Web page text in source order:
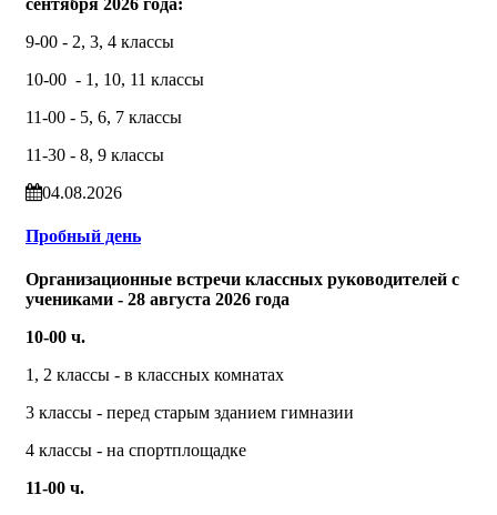
9-00 - 2, 3, 4 классы
10-00 - 1, 10, 11 классы
11-00 - 5, 6, 7 классы
11-30 - 8, 9 классы
04.08.2026
Пробный день
Организационные встречи классных руководителей с
учениками - 28 августа 2026 года
10-00 ч.
1, 2 классы - в классных комнатах
3 классы - перед старым зданием гимназии
4 классы - на спортплощадке
11-00 ч.